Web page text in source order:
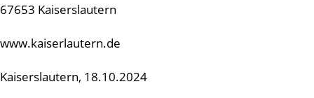
67653 Kaiserslautern
www.kaiserlautern.de
Kaiserslautern, 18.10.2024